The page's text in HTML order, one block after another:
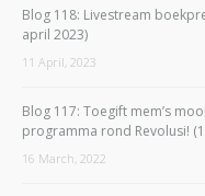
Blog 118: Livestream
april 2023)
11 April, 2023
Blog 117: Toegift mem’s
programma rond Revolusi!
16 March, 2022